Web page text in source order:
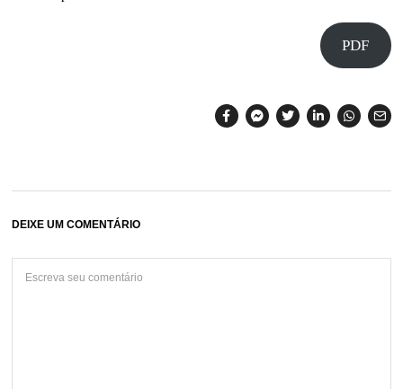
PDF
DEIXE UM COMENTÁRIO